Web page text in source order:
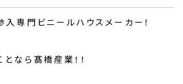
専門ビニールハウスメーカー！
なら髙橋産業！！